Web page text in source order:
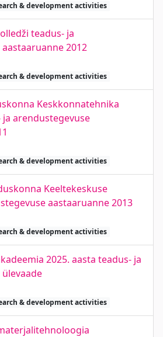
& development activities
teadus- ja
2012
& development activities
Keskkonnatehnika
arendustegevuse
& development activities
Keeltekeskuse
aastaaruanne 2013
& development activities
2025. aasta teadus- ja
& development activities